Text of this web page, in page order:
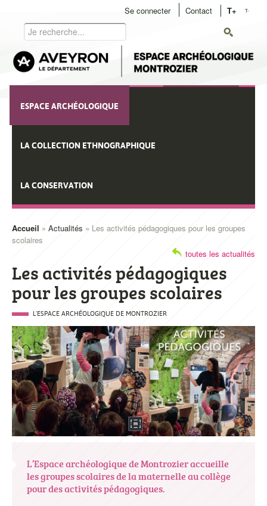
contenu
principal
User
menu
Se connecter Contact T+ T-
Rechercher
Navigation
principale
ESPACE ARCHÉOLOGIQUE
LA COLLECTION ETHNOGRAPHIQUE
LA CONSERVATION
d'Ariane
Accueil Actualités
Les activités pédagogiques pour les groupes
scolaires
toutes les actualités
Les activités pédagogiques
pour les groupes scolaires
L'ESPACE ARCHÉOLOGIQUE DE MONTROZIER
L’Espace archéologique de Montrozier accueille
les groupes scolaires de la maternelle au collège
pour des activités pédagogiques.